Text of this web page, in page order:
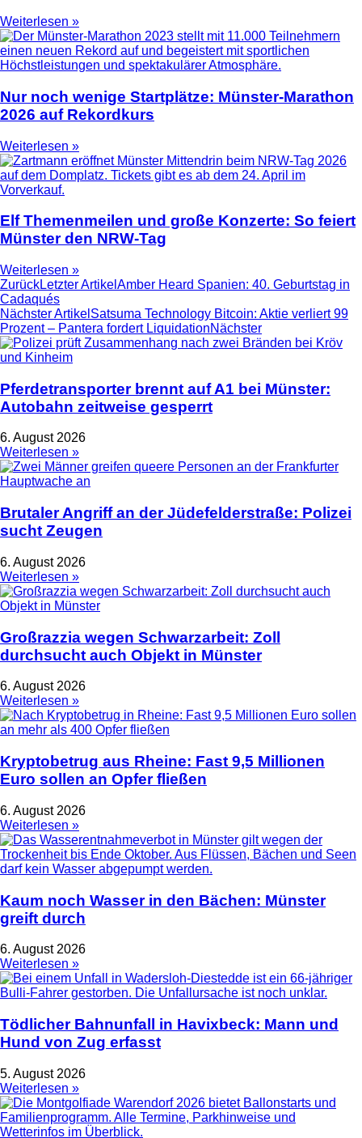
Weiterlesen »
Nur noch wenige Startplätze: Münster-Marathon
2026 auf Rekordkurs
Weiterlesen »
Elf Themenmeilen und große Konzerte: So feiert
Münster den NRW-Tag
Weiterlesen »
ZurückLetzter Artikel Amber Heard Spanien: 40. Geburtstag in
Cadaqués
Nächster Artikel Satsuma Technology Bitcoin: Aktie verliert 99
Prozent – Pantera fordert LiquidationNächster
Pferdetransporter brennt auf A1 bei Münster:
Autobahn zeitweise gesperrt
6. August 2026
Weiterlesen »
Brutaler Angriff an der Jüdefelderstraße: Polizei
sucht Zeugen
6. August 2026
Weiterlesen »
Großrazzia wegen Schwarzarbeit: Zoll
durchsucht auch Objekt in Münster
6. August 2026
Weiterlesen »
Kryptobetrug aus Rheine: Fast 9,5 Millionen
Euro sollen an Opfer fließen
6. August 2026
Weiterlesen »
Kaum noch Wasser in den Bächen: Münster
greift durch
6. August 2026
Weiterlesen »
Tödlicher Bahnunfall in Havixbeck: Mann und
Hund von Zug erfasst
5. August 2026
Weiterlesen »